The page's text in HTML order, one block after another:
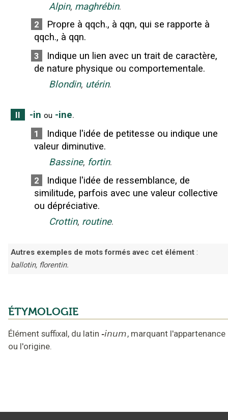
Alpin, maghrébin.
2
Propre à qqch., à qqn, qui se rapporte à
qqch., à qqn.
3
Indique un lien avec un trait de caractère,
de nature physique ou comportementale.
Blondin, utérin.
II -in ou -ine.
1
Indique l'idée de petitesse ou indique une
valeur diminutive.
Bassine, fortin.
2
Indique l'idée de ressemblance, de
similitude, parfois avec une valeur collective
ou dépréciative.
Crottin, routine.
Autres exemples de mots formés avec cet élément :
ballotin, florentin.
ÉTYMOLOGIE
Élément suffixal, du latin -inum, marquant l'appartenance
ou l'origine.